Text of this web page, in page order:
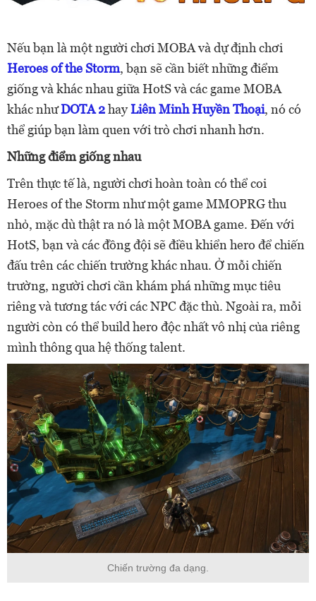
Nếu bạn là một người chơi MOBA và dự định chơi
Heroes of the Storm, bạn sẽ cần biết những điểm
giống và khác nhau giữa HotS và các game MOBA
khác nhưDOTA 2hayLiên Minh Huyền Thoại, nó có
thể giúp bạn làm quen với trò chơi nhanh hơn.
Những điểm giống nhau
Trên thực tế là, người chơi hoàn toàn có thể coi
Heroes of the Storm như một game MMOPRG thu
nhỏ, mặc dù thật ra nó là một MOBA game. Đến với
HotS, bạn và các đồng đội sẽ điều khiển hero để chiến
đấu trên các chiến trường khác nhau. Ở mỗi chiến
trường, người chơi cần khám phá những mục tiêu
riêng và tương tác với các NPC đặc thù. Ngoài ra, mỗi
người còn có thể build hero độc nhất vô nhị của riêng
mình thông qua hệ thống talent.
Chiến trường đa dạng.